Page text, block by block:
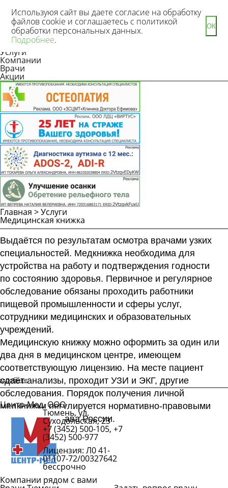
Новости
Статьи
Услуги
Компании
Врачи
Акции
Главная >Услуги
Медицинская книжка
Выдаётся по результатам осмотра врачами узких
специальностей. Медкнижка необходима для
устройства на работу и подтверждения годности
по состоянию здоровья. Первичное и регулярное
обследование обязаны проходить работники
пищевой промышленности и сферы услуг,
сотрудники медицинских и образовательных
учреждений.
Медицинскую книжку можно оформить за один или
два дня в медицинском центре, имеющем
соответствующую лицензию. На месте пациент
сдаёт анализы, проходит УЗИ и ЭКГ, другие
обследования. Порядок получения личной
медкнижки регулируется нормативно-правовыми
актами Минздрава России.
Центр-Мед, ООО
Тюмень, ул.
Суходольская, 23
+7 (3452) 500-105, +7
(3452) 500-977
Лицензия: Л0 41-
01107-72/00327642
бессрочно
Компании рядом с вами
Используюя сайт вы даете согласие на обработку
файлов cookie и соглашаетесь с политикой
обработки персональных данных.
Подробнее.
ОК